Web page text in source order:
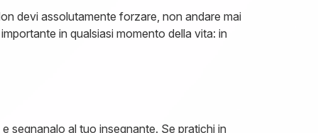
devi assolutamente forzare, non andare mai
in qualsiasi momento della vita: in
e segnanalo al tuo insegnante. Se pratichi in